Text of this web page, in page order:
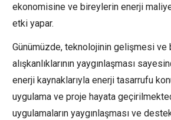
ekonomisine ve bireylerin enerji
etki yapar.
Günümüzde, teknolojinin gelişmesi
alışkanlıklarının yaygınlaşması
enerji kaynaklarıyla enerji tasarrufu
uygulama ve proje hayata
uygulamaların yaygınlaşması ve